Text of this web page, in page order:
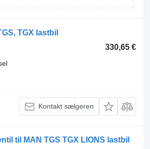
TGX lastbil
330,65 €
Kontakt sælgeren
til MAN TGS TGX LIONS lastbil